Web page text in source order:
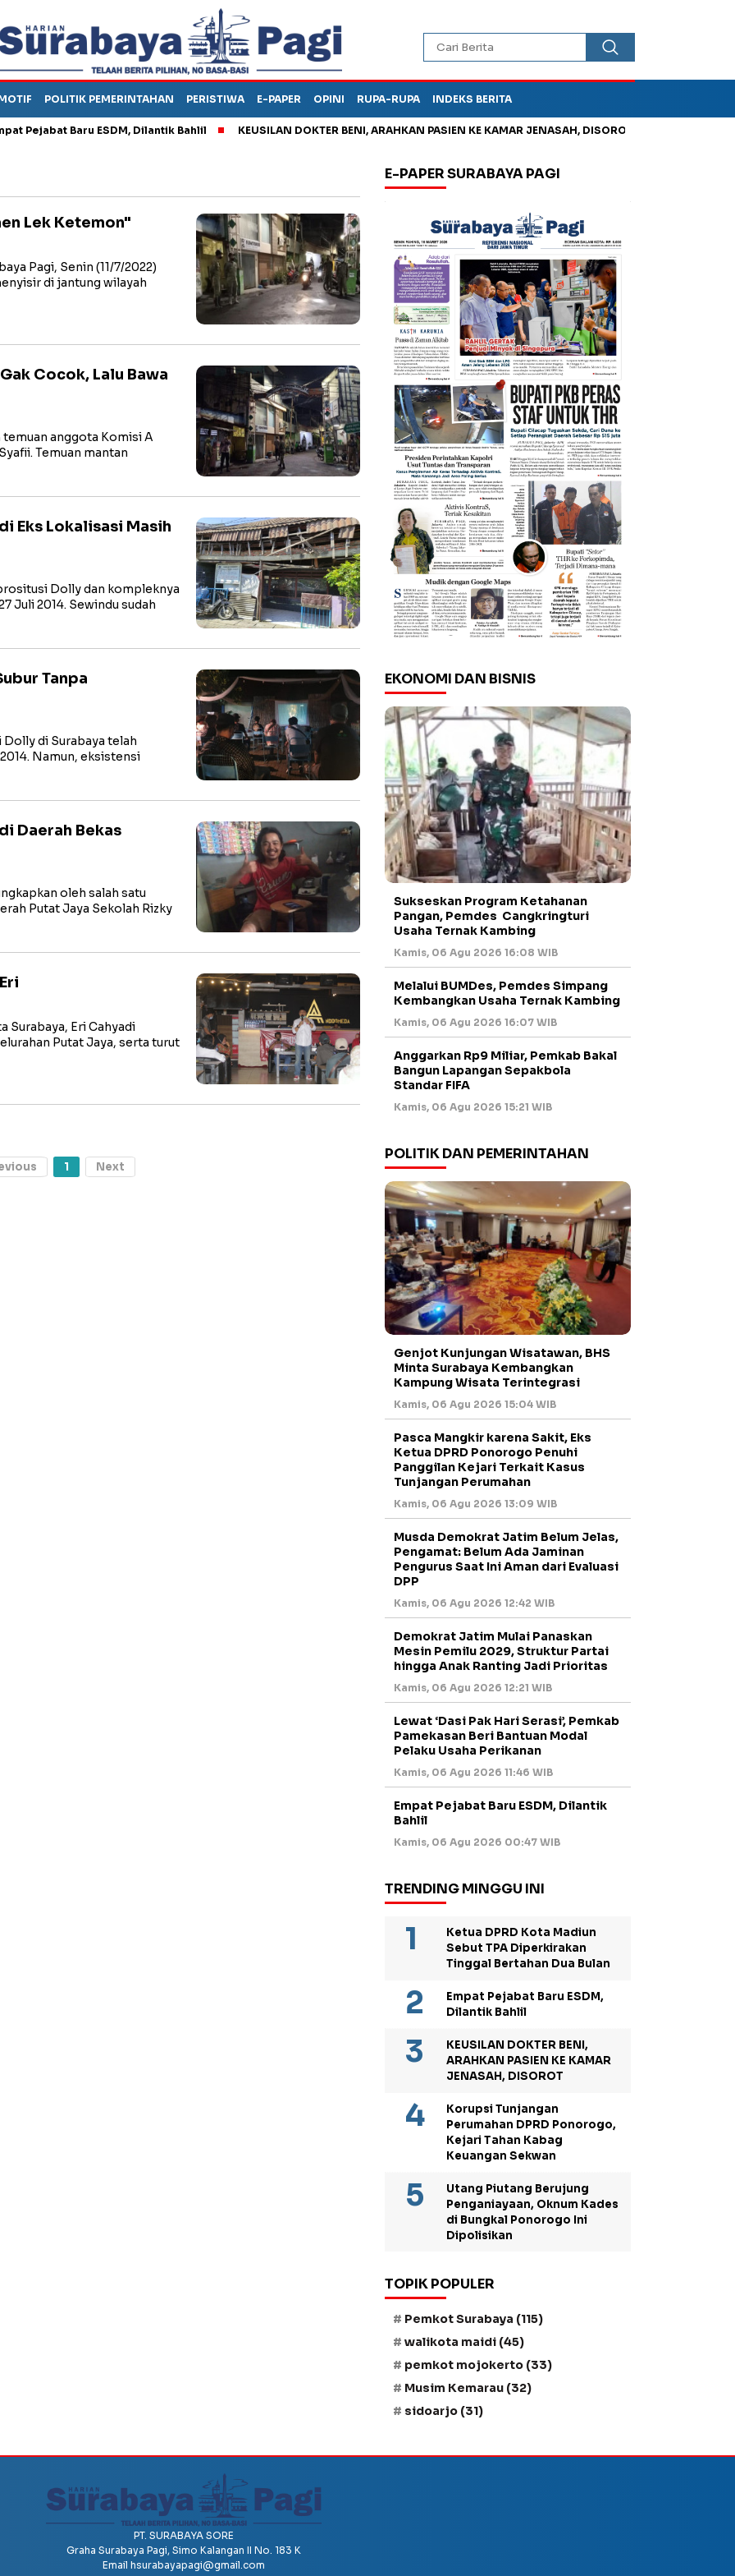
POLITIK PEMERINTAHAN PERISTIWA E-PAPER OPINI RUPA-RUPA INDEKS BERITA
Baru ESDM, Dilantik Bahlil KEUSILAN DOKTER BENI, ARAHKAN PASIEN KE KAMAR JENASAH, DISOROT
Lek Ketemon"
Pagi, Senin (11/7/2022)
di jantung wilayah
Cocok, Lalu Bawa
anggota Komisi A
Temuan mantan
Eks Lokalisasi Masih
Dolly dan kompleknya
Juli 2014. Sewindu sudah
Tanpa
Dolly di Surabaya telah
Namun, eksistensi
Daerah Bekas
oleh salah satu
Putat Jaya Sekolah Rizky
Surabaya, Eri Cahyadi
Putat Jaya, serta turut
1 Next
E-PAPER SURABAYA PAGI
EKONOMI DAN BISNIS
Sukseskan Program Ketahanan
Pangan, Pemdes Cangkringturi
Usaha Ternak Kambing
Kamis, 06 Agu 2026 16:08 WIB
Melalui BUMDes, Pemdes Simpang
Kembangkan Usaha Ternak Kambing
Kamis, 06 Agu 2026 16:07 WIB
Anggarkan Rp9 Miliar, Pemkab Bakal
Bangun Lapangan Sepakbola
Standar FIFA
Kamis, 06 Agu 2026 15:21 WIB
POLITIK DAN PEMERINTAHAN
Genjot Kunjungan Wisatawan, BHS
Minta Surabaya Kembangkan
Kampung Wisata Terintegrasi
Kamis, 06 Agu 2026 15:04 WIB
Pasca Mangkir karena Sakit, Eks
Ketua DPRD Ponorogo Penuhi
Panggilan Kejari Terkait Kasus
Tunjangan Perumahan
Kamis, 06 Agu 2026 13:09 WIB
Musda Demokrat Jatim Belum Jelas,
Pengamat: Belum Ada Jaminan
Pengurus Saat Ini Aman dari Evaluasi
DPP
Kamis, 06 Agu 2026 12:42 WIB
Demokrat Jatim Mulai Panaskan
Mesin Pemilu 2029, Struktur Partai
hingga Anak Ranting Jadi Prioritas
Kamis, 06 Agu 2026 12:21 WIB
Lewat ‘Dasi Pak Hari Serasi’, Pemkab
Pamekasan Beri Bantuan Modal
Pelaku Usaha Perikanan
Kamis, 06 Agu 2026 11:46 WIB
Empat Pejabat Baru ESDM, Dilantik
Bahlil
Kamis, 06 Agu 2026 00:47 WIB
TRENDING MINGGU INI
Ketua DPRD Kota Madiun
Sebut TPA Diperkirakan
Tinggal Bertahan Dua Bulan
Empat Pejabat Baru ESDM,
Dilantik Bahlil
KEUSILAN DOKTER BENI,
ARAHKAN PASIEN KE KAMAR
JENASAH, DISOROT
Korupsi Tunjangan
Perumahan DPRD Ponorogo,
Kejari Tahan Kabag
Keuangan Sekwan
Utang Piutang Berujung
Penganiayaan, Oknum Kades
di Bungkal Ponorogo Ini
Dipolisikan
TOPIK POPULER
Pemkot Surabaya (115)
walikota maidi (45)
pemkot mojokerto (33)
Musim Kemarau (32)
sidoarjo (31)
PT. SURABAYA SORE
Graha Surabaya Pagi, Simo Kalangan II No. 183 K
Email hsurabayapagi@gmail.com